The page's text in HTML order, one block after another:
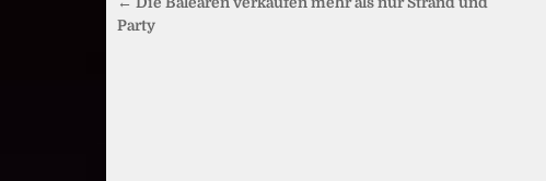
Party